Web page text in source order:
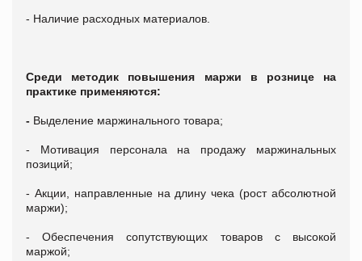
- Наличие расходных материалов.
Среди методик повышения маржи в рознице на
практике применяются:
- Выделение маржинального товара;
- Мотивация персонала на продажу маржинальных
позиций;
- Акции, направленные на длину чека (рост абсолютной
маржи);
- Обеспечения сопутствующих товаров с высокой
маржой;